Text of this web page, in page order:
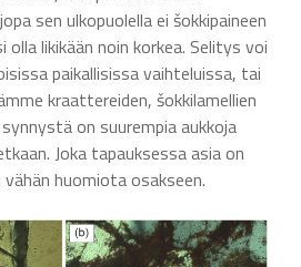
sen ulkopuolella ei šokkipaineen
likikään noin korkea. Selitys voi
paikallisissa vaihteluissa, tai
kraattereiden, šokkilamellien
on suurempia aukkoja
Joka tapauksessa asia on
huomiota osakseen.